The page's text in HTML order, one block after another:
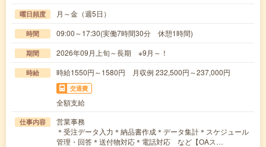
曜日頻度 月～金（週5日）
時間 09:00～17:30(実働7時間30分 休憩1時間)
期間 2026年09月上旬～長期 ※9月～！
時給 時給1550円～1580円 月収例 232,500円～237,000円
交通費
全額支給
仕事内容
営業事務
＊受注データ入力＊納品書作成＊データ集計＊スケジュール
管理・回答＊送付物対応＊電話対応 など【OAス…